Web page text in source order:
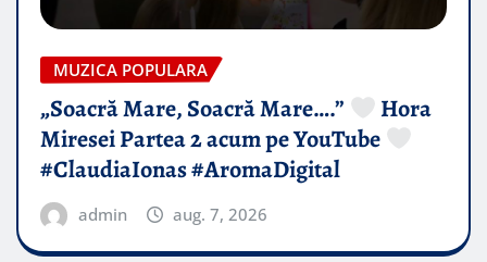
MUZICA POPULARA
„Soacră Mare, Soacră Mare….”
Hora
Miresei Partea 2 acum pe YouTube
#ClaudiaIonas #AromaDigital
admin aug. 7, 2026